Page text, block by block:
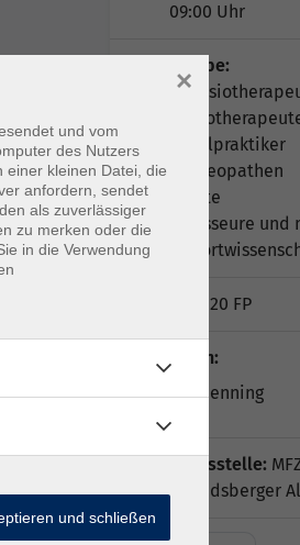
09:00 Uhr
Zielgruppe:
Heilpraktiker
Osteopathen
Ärzte
Masseure
20 FP
Dozent*in:
Steffen Henning
Geschäftsstelle:
Berg, Landsberger
und vom
des Nutzers
einer kleinen Datei, die
anfordern, sendet
als zuverlässiger
zu merken oder die
in die Verwendung
×
und schließen